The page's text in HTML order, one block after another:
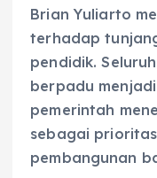
Brian Yuliarto
terhadap
pendidik.
berpadu
pemerintah
sebagai
pembangunan